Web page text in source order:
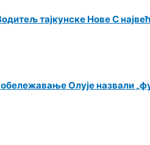
тајкунске Нове С
Олује назвали